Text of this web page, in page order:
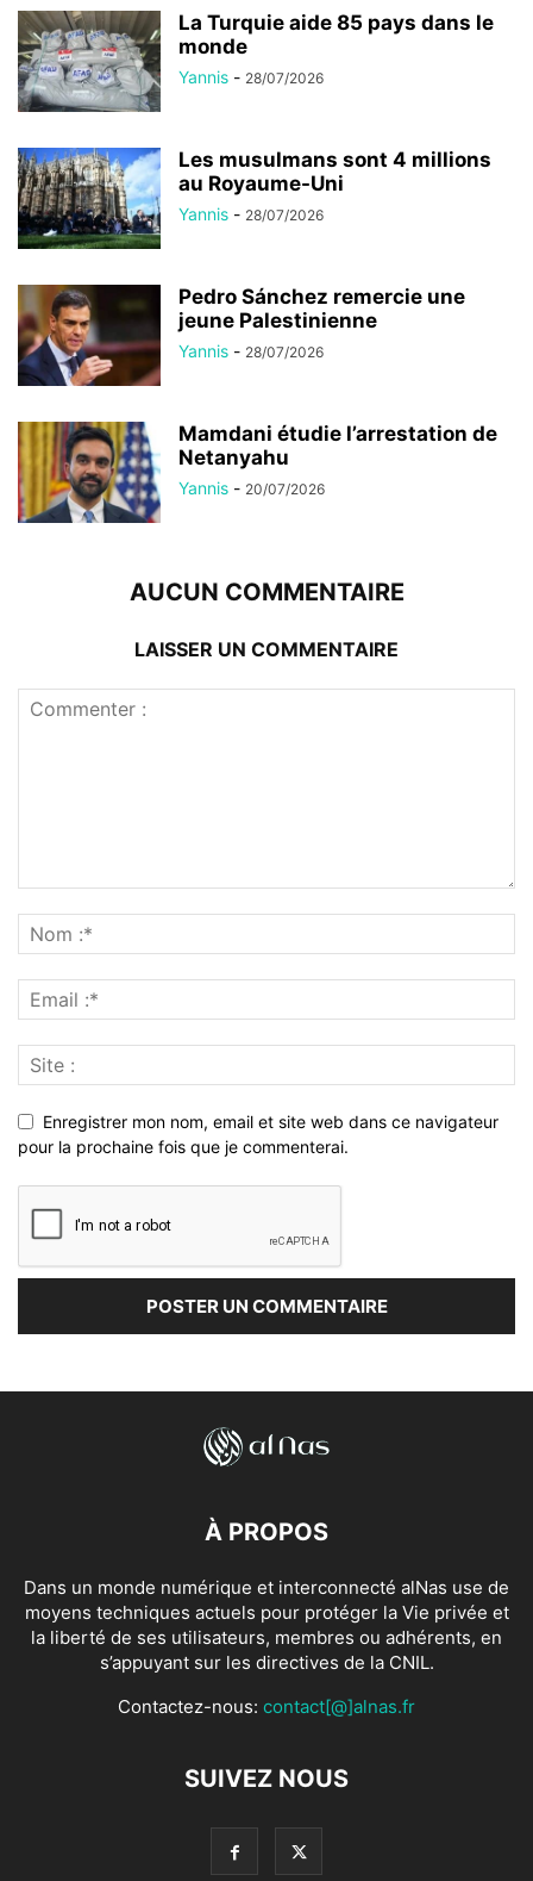
La Turquie aide 85 pays dans le
monde
Yannis - 28/07/2026
Les musulmans sont 4 millions
au Royaume-Uni
Yannis - 28/07/2026
Pedro Sánchez remercie une
jeune Palestinienne
Yannis - 28/07/2026
Mamdani étudie l’arrestation de
Netanyahu
Yannis - 20/07/2026
AUCUN COMMENTAIRE
LAISSER UN COMMENTAIRE
Enregistrer mon nom, email et site web dans ce navigateur
pour la prochaine fois que je commenterai.
À PROPOS
Dans un monde numérique et interconnecté alNas use de
moyens techniques actuels pour protéger la Vie privée et
la liberté de ses utilisateurs, membres ou adhérents, en
s’appuyant sur les directives de la CNIL.
Contactez-nous: contact[@]alnas.fr
SUIVEZ NOUS